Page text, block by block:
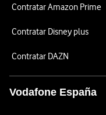
Contratar Amazon Prime
Contratar Disney plus
Contratar DAZN
Vodafone España